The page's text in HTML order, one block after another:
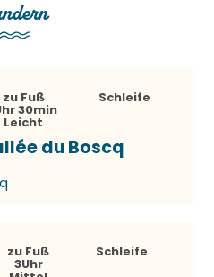
zu Fuß
30min
Leicht
Schleife
du Boscq
zu Fuß
3Uhr
Schleife